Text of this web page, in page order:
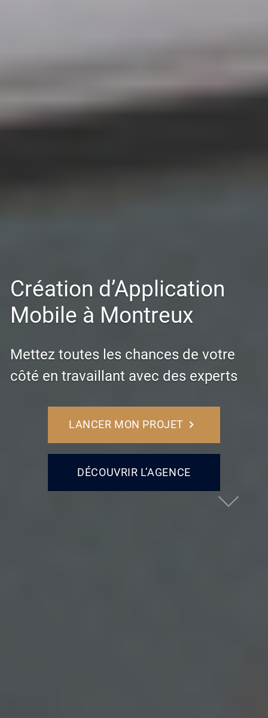
Création d’Application
Mobile à Montreux
Mettez toutes les chances de votre
côté en travaillant avec des experts
DÉCOUVRIR L’AGENCE
LANCER MON PROJET